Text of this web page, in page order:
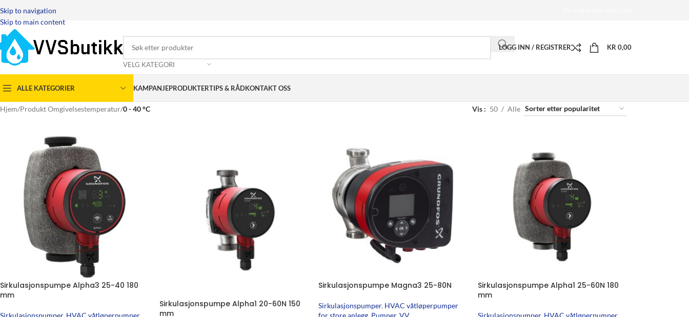
Skip to navigation
Skip to main content
VELG KATEGORI
LOGG INN / REGISTRER KR 0,00
ALLE KATEGORIER KAMPANJEPRODUKTERTIPS & RÅDKONTAKT OSS
Hjem/Produkt Omgivelsestemperatur/0 - 40 °C Vis 50 Alle
Sirkulasjonspumpe Alpha3 25-40 180
mm
Sirkulasjonspumper, HVAC våtløperpumper
Sirkulasjonspumpe Alpha1 20-60N 150
mm
Sirkulasjonspumpe Magna3 25-80N
Sirkulasjonspumper, HVAC våtløperpumper
for store anlegg, Pumper, VV
Sirkulasjonspumpe Alpha1 25-60N 180
mm
Sirkulasjonspumper, HVAC våtløperpumper